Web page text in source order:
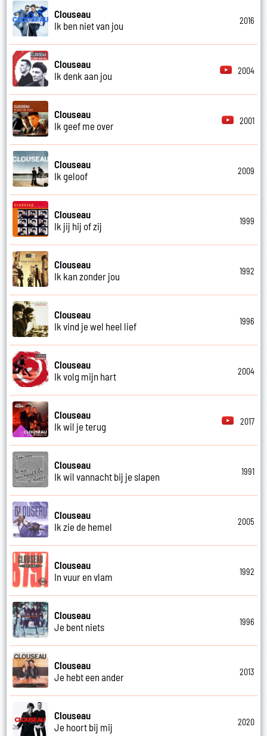
Clouseau
Ik ben niet van jou
2016
Clouseau
Ik denk aan jou
2004
Clouseau
Ik geef me over
2001
Clouseau
Ik geloof
2009
Clouseau
Ik jij hij of zij
1999
Clouseau
Ik kan zonder jou
1992
Clouseau
Ik vind je wel heel lief
1996
Clouseau
Ik volg mijn hart
2004
Clouseau
Ik wil je terug
2017
Clouseau
Ik wil vannacht bij je slapen
1991
Clouseau
Ik zie de hemel
2005
Clouseau
In vuur en vlam
1992
Clouseau
Je bent niets
1996
Clouseau
Je hebt een ander
2013
Clouseau
Je hoort bij mij
2020